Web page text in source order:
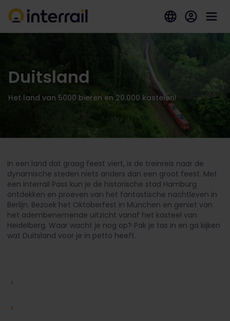
Duitsland
Het land van 5000 bieren en 20.000 kastelen!
In een land dat graag feest viert, is de treinreis naar de
dynamische steden niets anders dan een groot feest. Met
een Interrail Pass kun je de historische stad Hamburg
ontdekken en proeven van het fantastische nachtleven in
Berlijn. Bezoek het Oktoberfest in München en geniet van
het adembenemende uitzicht vanaf het kasteel van
Heidelberg. Waar wacht je nog op? Pak je tas in en ga kijken
wat Duitsland voor je in petto heeft.